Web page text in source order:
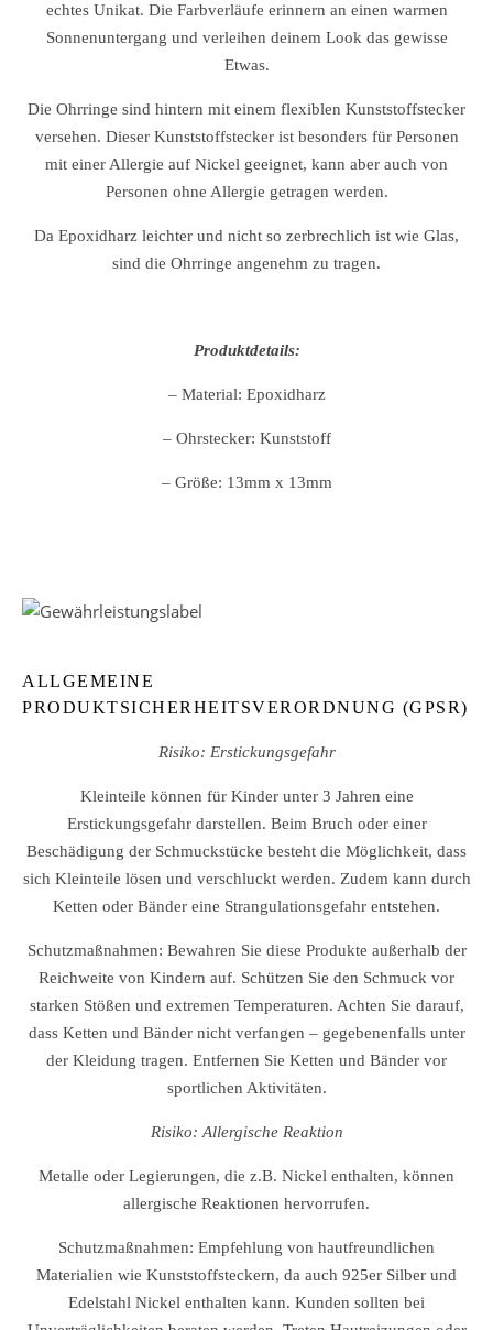
echtes Unikat. Die Farbverläufe erinnern an einen warmen
Sonnenuntergang und verleihen deinem Look das gewisse
Etwas.
Die Ohrringe sind hintern mit einem flexiblen Kunststoffstecker
versehen. Dieser Kunststoffstecker ist besonders für Personen
mit einer Allergie auf Nickel geeignet, kann aber auch von
Personen ohne Allergie getragen werden.
Da Epoxidharz leichter und nicht so zerbrechlich ist wie Glas,
sind die Ohrringe angenehm zu tragen.
Produktdetails:
– Material: Epoxidharz
– Ohrstecker: Kunststoff
– Größe: 13mm x 13mm
ALLGEMEINE
PRODUKTSICHERHEITSVERORDNUNG (GPSR)
Risiko: Erstickungsgefahr
Kleinteile können für Kinder unter 3 Jahren eine
Erstickungsgefahr darstellen. Beim Bruch oder einer
Beschädigung der Schmuckstücke besteht die Möglichkeit, dass
sich Kleinteile lösen und verschluckt werden. Zudem kann durch
Ketten oder Bänder eine Strangulationsgefahr entstehen.
Schutzmaßnahmen: Bewahren Sie diese Produkte außerhalb der
Reichweite von Kindern auf. Schützen Sie den Schmuck vor
starken Stößen und extremen Temperaturen. Achten Sie darauf,
dass Ketten und Bänder nicht verfangen – gegebenenfalls unter
der Kleidung tragen. Entfernen Sie Ketten und Bänder vor
sportlichen Aktivitäten.
Risiko: Allergische Reaktion
Metalle oder Legierungen, die z.B. Nickel enthalten, können
allergische Reaktionen hervorrufen.
Schutzmaßnahmen: Empfehlung von hautfreundlichen
Materialien wie Kunststoffsteckern, da auch 925er Silber und
Edelstahl Nickel enthalten kann. Kunden sollten bei